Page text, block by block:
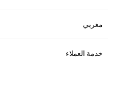
مغربي
خدمة العملاء